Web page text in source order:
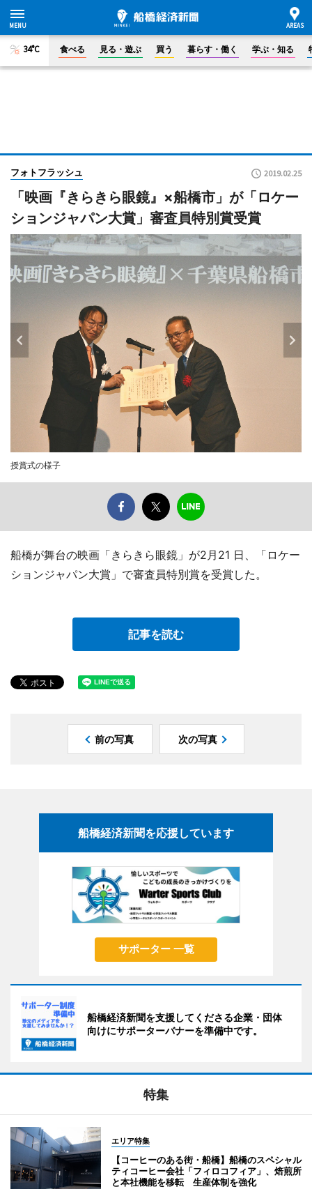
34°C 食べる 見る・遊ぶ 買う 暮らす・働く 学ぶ・知る
フォトフラッシュ 2019.02.25
「映画『きらきら眼鏡』×船橋市」が「ロケー
ションジャパン大賞」審査員特別賞受賞
授賞式の様子
船橋が舞台の映画「きらきら眼鏡」が2月21 日、「ロケー
ションジャパン大賞」で審査員特別賞を受賞した。
記事を読む
前の写真 次の写真
船橋経済新聞を応援しています
サポーター 一覧
船橋経済新聞を支援してくださる企業・団体
向けにサポーターバナーを準備中です。
特集
エリア特集
【コーヒーのある街・船橋】船橋のスペシャル
ティコーヒー会社「フィロコフィア」、焙煎所
と本社機能を移転 生産体制を強化